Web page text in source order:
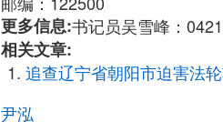
更多信息:书记员吴雪峰：
相关文章:
追查辽宁省朝阳市迫害法
尹泓